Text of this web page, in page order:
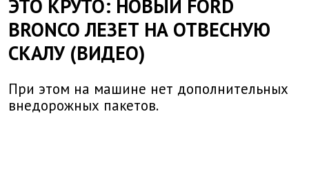
ЭТО КРУТО: НОВЫЙ FORD
BRONCO ЛЕЗЕТ НА ОТВЕСНУЮ
СКАЛУ (ВИДЕО)
При этом на машине нет дополнительных
внедорожных пакетов.